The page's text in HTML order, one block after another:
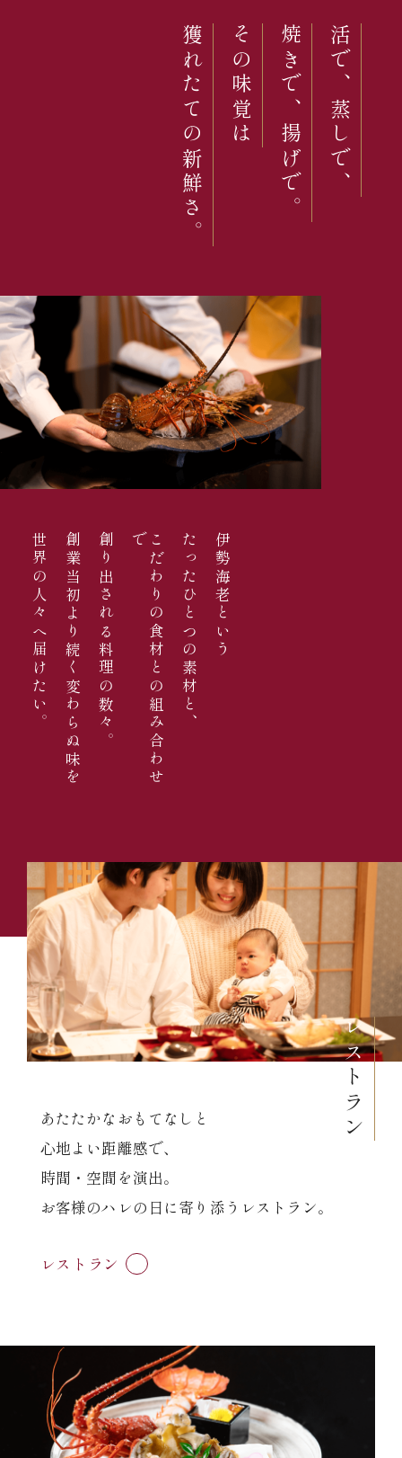
活で、蒸しで、
焼きで、揚げで。
その味覚は
獲れたての新鮮さ。
伊勢海老という
たったひとつの素材と、
こ
だ
わ
り
の
食
材
と
の
組
み
合
わ
せ
で
創り出される料理の数々。
創業当初より続く変わらぬ味を
世界の人々へ届けたい。
レス
トラン
あたたかなおもてなしと
心地よい距離感で、
時間・空間を演出。
お客様のハレの日に寄り添うレストラン。
レストラン